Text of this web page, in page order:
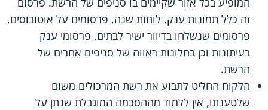
זה כלל תמונות ענק, לוחות שנה, פרסומים על אוטובוסים,
פרסומים שנשלחו בדיוור ישיר לבתים, פרסומי ענק
בעיתונות וכן בחלונות ראווה של סניפים אחרים של
הרשת.
הלקוח החליט לתבוע את רשת המרכולים משום
שלטענתו, אין ללמוד מההסכמה המוגבלת שנתן על